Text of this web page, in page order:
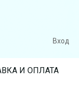
Вход
И ОПЛАТА